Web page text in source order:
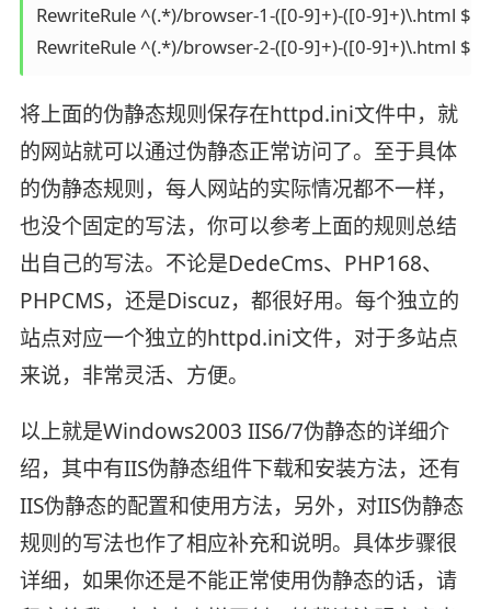
RewriteRule ^(.*)/browser-1-([0-9]+)-([0-9]+)\.html
RewriteRule ^(.*)/browser-2-([0-9]+)-([0-9]+)\.html
将上面的伪静态规则保存在httpd.ini文件中，就
的网站就可以通过伪静态正常访问了。至于具体
的伪静态规则，每人网站的实际情况都不一样，
也没个固定的写法，你可以参考上面的规则总结
出自己的写法。不论是DedeCms、PHP168、
PHPCMS，还是Discuz，都很好用。每个独立的
站点对应一个独立的httpd.ini文件，对于多站点
来说，非常灵活、方便。
以上就是Windows2003 IIS6/7伪静态的详细介
绍，其中有IIS伪静态组件下载和安装方法，还有
IIS伪静态的配置和使用方法，另外，对IIS伪静态
规则的写法也作了相应补充和说明。具体步骤很
详细，如果你还是不能正常使用伪静态的话，请